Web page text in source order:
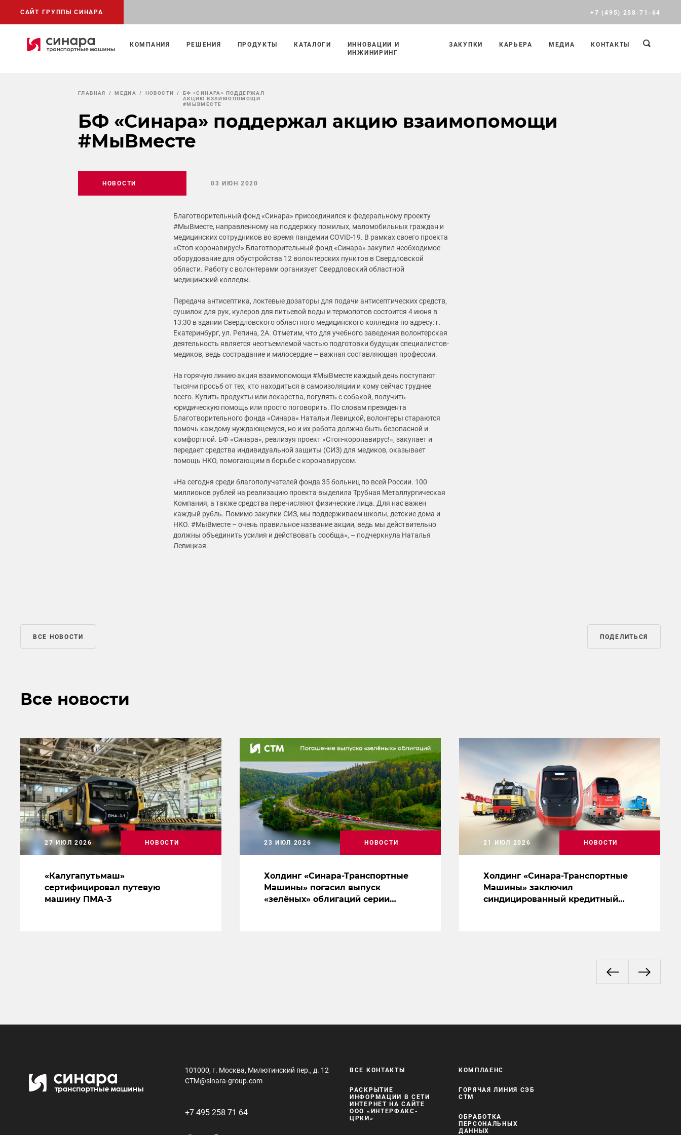
САЙТ ГРУППЫ СИНАРА +7 (495) 258-71-64
КОМПАНИЯ РЕШЕНИЯ ПРОДУКТЫ КАТАЛОГИ
ИННОВАЦИИ И
ИНЖИНИРИНГ
ЗАКУПКИ КАРЬЕРА МЕДИА КОНТАКТЫ
ГЛАВНАЯ МЕДИА НОВОСТИ
БФ «СИНАРА» ПОДДЕРЖАЛ
АКЦИЮ ВЗАИМОПОМОЩИ
#МЫВМЕСТЕ
БФ «Синара» поддержал акцию взаимопомощи
#МыВместе
НОВОСТИ 03 ИЮН 2020
Благотворительный фонд «Синара» присоединился к федеральному проекту
#МыВместе, направленному на поддержку пожилых, маломобильных граждан и
медицинских сотрудников во время пандемии COVID-19. В рамках своего проекта
«Стоп-коронавирус!» Благотворительный фонд «Синара» закупил необходимое
оборудование для обустройства 12 волонтерских пунктов в Свердловской
области. Работу с волонтерами организует Свердловский областной
медицинский колледж.
Передача антисептика, локтевые дозаторы для подачи антисептических средств,
сушилок для рук, кулеров для питьевой воды и термопотов состоится 4 июня в
13:30 в здании Свердловского областного медицинского колледжа по адресу: г.
Екатеринбург, ул. Репина, 2А. Отметим, что для учебного заведения волонтерская
деятельность является неотъемлемой частью подготовки будущих специалистов-
медиков, ведь сострадание и милосердие – важная составляющая профессии.
На горячую линию акция взаимопомощи #МыВместе каждый день поступают
тысячи просьб от тех, кто находиться в самоизоляции и кому сейчас труднее
всего. Купить продукты или лекарства, погулять с собакой, получить
юридическую помощь или просто поговорить. По словам президента
Благотворительного фонда «Синара» Натальи Левицкой, волонтеры стараются
помочь каждому нуждающемуся, но и их работа должна быть безопасной и
комфортной. БФ «Синара», реализуя проект «Стоп-коронавирус!», закупает и
передает средства индивидуальной защиты (СИЗ) для медиков, оказывает
помощь НКО, помогающим в борьбе с коронавирусом.
«На сегодня среди благополучателей фонда 35 больниц по всей России. 100
миллионов рублей на реализацию проекта выделила Трубная Металлургическая
Компания, а также средства перечисляют физические лица. Для нас важен
каждый рубль. Помимо закупки СИЗ, мы поддерживаем школы, детские дома и
НКО. #МыВместе – очень правильное название акции, ведь мы действительно
должны объединить усилия и действовать сообща», – подчеркнула Наталья
Левицкая.
ВСЕ НОВОСТИ ПОДЕЛИТЬСЯ
Все новости
«Калугапутьмаш»
сертифицировал путевую
машину ПМА-3
27 ИЮЛ 2026 НОВОСТИ
Холдинг «Синара-Транспортные
Машины» погасил выпуск
«зелёных» облигаций серии
23 ИЮЛ 2026 НОВОСТИ
Холдинг «Синара-Транспортные
Машины» заключил
синдицированный кредитный
21 ИЮЛ 2026 НОВОСТИ
101000, г. Москва, Милютинский пер., д. 12
CTM@sinara-group.com
+7 495 258 71 64
ВСЕ КОНТАКТЫ
РАСКРЫТИЕ
ИНФОРМАЦИИ В СЕТИ
ИНТЕРНЕТ НА САЙТЕ
ООО «ИНТЕРФАКС-
ЦРКИ»
КОМПЛАЕНС
ГОРЯЧАЯ ЛИНИЯ СЭБ
СТМ
ОБРАБОТКА
ПЕРСОНАЛЬНЫХ
ДАННЫХ